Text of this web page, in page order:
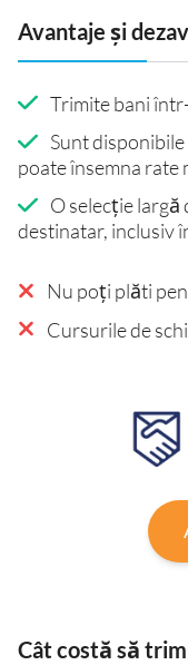
Avantaje și
Trimite bani
Sunt
poate însemna rate
O selecție
destinatar, inclusiv
Nu poți plăti
Cursurile de
Cât costă să